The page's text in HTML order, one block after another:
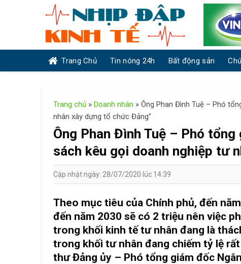
Trang Chủ Tin nóng 24h Bất động sản
Trang chủ »Doanh nhân »Ông Phan Đình Tuệ – Phó
nhân xây dựng tổ chức Đảng”
Ông Phan Đình Tuệ – Phó
sách kêu gọi doanh nghiệp tư
Cập nhật ngày: 28/07/2020 lúc 14:39
Theo mục tiêu của Chính phủ, đến
đến năm 2030 sẽ có 2 triệu nên việc
trong khối kinh tế tư nhân đang là
trong khối tư nhân đang chiếm tỷ lệ
thư Đảng ủy – Phó tổng giám đốc